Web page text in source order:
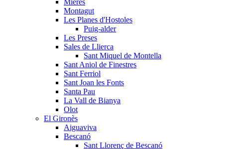
Mieres
Montagut
Les Planes d'Hostoles
Puig-alder
Les Preses
Sales de Llierca
Sant Miquel de Montella
Sant Aniol de Finestres
Sant Ferriol
Sant Joan les Fonts
Santa Pau
La Vall de Bianya
Olot
El Gironès
Aiguaviva
Bescanó
Sant Llorenç de Bescanó